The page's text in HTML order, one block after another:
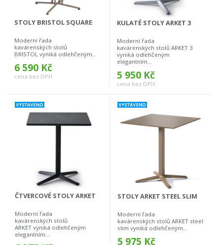
STOLY BRISTOL SQUARE
Moderní řada
kavárenských stolů
BRISTOL vyniká odlehčeným...
6 590 Kč
cena bez DPH
KULATÉ STOLY ARKET 3
Moderní řada
kavárenských stolů ARKET 3
vyniká odlehčeným
elegantním...
5 950 Kč
cena bez DPH
ČTVERCOVÉ STOLY ARKET
Moderní řada
kavárenských stolů
ARKET vyniká odlehčeným
elegantním...
STOLY ARKET STEEL SLIM
Moderní řada
kavárenských stolů ARKET steel
slim vyniká odlehčeným...
5 975 Kč